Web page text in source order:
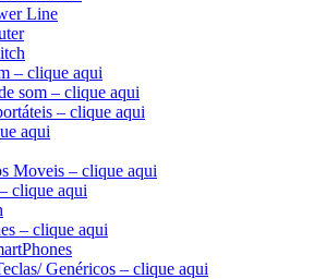
Line
– clique aqui
som – clique aqui
– clique aqui
aqui
Moveis – clique aqui
clique aqui
– clique aqui
Genéricos – clique aqui